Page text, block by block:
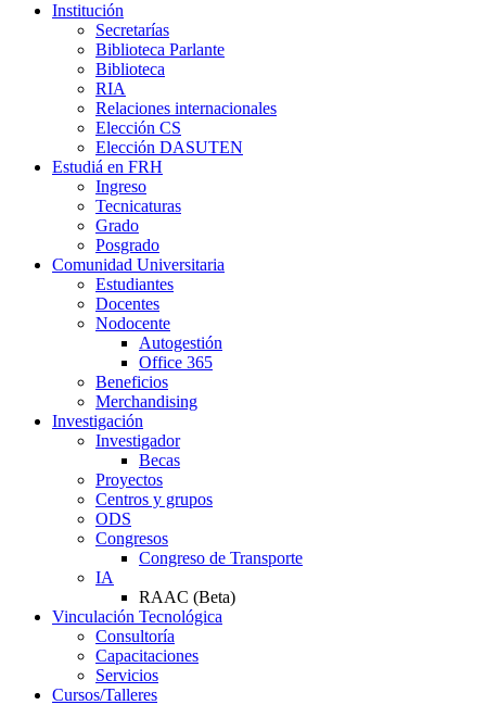
Institución
Secretarías
Biblioteca Parlante
Biblioteca
RIA
Relaciones internacionales
Elección CS
Elección DASUTEN
Estudiá en FRH
Ingreso
Tecnicaturas
Grado
Posgrado
Comunidad Universitaria
Estudiantes
Docentes
Nodocente
Autogestión
Office 365
Beneficios
Merchandising
Investigación
Investigador
Becas
Proyectos
Centros y grupos
ODS
Congresos
Congreso de Transporte
IA
RAAC (Beta)
Vinculación Tecnológica
Consultoría
Capacitaciones
Servicios
Cursos/Talleres